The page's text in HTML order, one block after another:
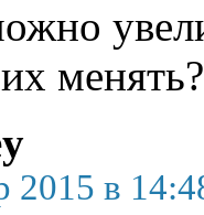
менять?
2015 в